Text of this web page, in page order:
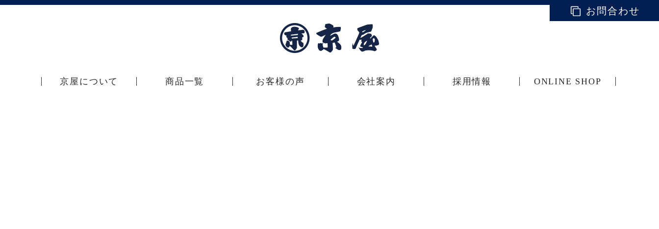
お問合わせ
京屋について 商品一覧 お客様の声 会社案内 採用情報 ONLINE SHOP